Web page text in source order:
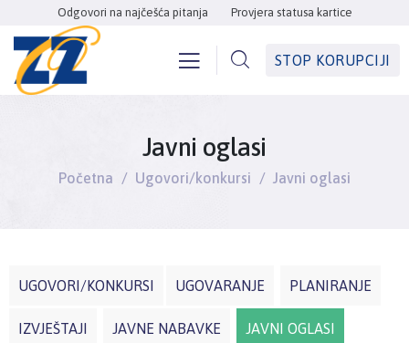
Odgovori na najčešća pitanja Provjera statusa kartice
STOP KORUPCIJI
Javni oglasi
Početna Ugovori/konkursi Javni oglasi
UGOVORI/KONKURSI UGOVARANJE PLANIRANJE
IZVJEŠTAJI JAVNE NABAVKE JAVNI OGLASI